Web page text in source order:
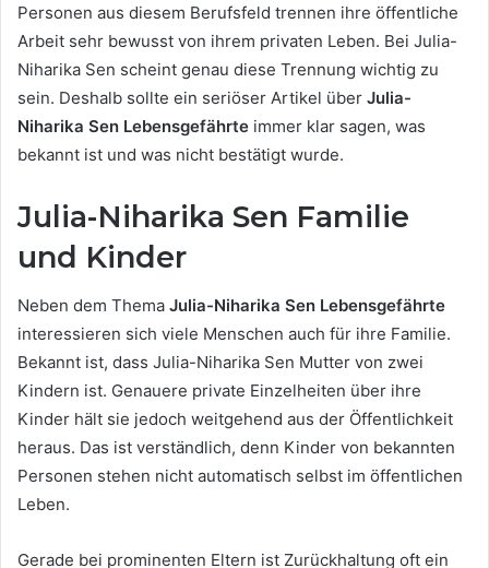
Personen aus diesem Berufsfeld trennen ihre öffentliche
Arbeit sehr bewusst von ihrem privaten Leben. Bei Julia-
Niharika Sen scheint genau diese Trennung wichtig zu
sein. Deshalb sollte ein seriöser Artikel über Julia-
Niharika Sen Lebensgefährte immer klar sagen, was
bekannt ist und was nicht bestätigt wurde.
Julia-Niharika Sen Familie
und Kinder
Neben dem Thema Julia-Niharika Sen Lebensgefährte
interessieren sich viele Menschen auch für ihre Familie.
Bekannt ist, dass Julia-Niharika Sen Mutter von zwei
Kindern ist. Genauere private Einzelheiten über ihre
Kinder hält sie jedoch weitgehend aus der Öffentlichkeit
heraus. Das ist verständlich, denn Kinder von bekannten
Personen stehen nicht automatisch selbst im öffentlichen
Leben.
Gerade bei prominenten Eltern ist Zurückhaltung oft ein